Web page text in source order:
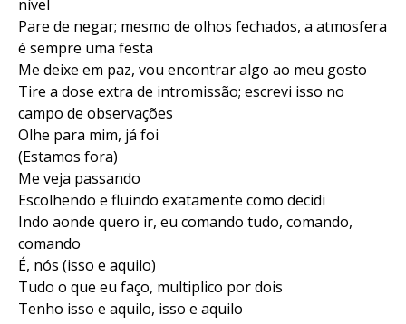
nível
Pare de negar; mesmo de olhos fechados, a atmosfera
é sempre uma festa
Me deixe em paz, vou encontrar algo ao meu gosto
Tire a dose extra de intromissão; escrevi isso no
campo de observações
Olhe para mim, já foi
(Estamos fora)
Me veja passando
Escolhendo e fluindo exatamente como decidi
Indo aonde quero ir, eu comando tudo, comando,
comando
É, nós (isso e aquilo)
Tudo o que eu faço, multiplico por dois
Tenho isso e aquilo, isso e aquilo